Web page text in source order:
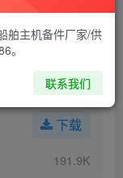
下载
191.9K
舶主机备件厂家/供
。
联系我们